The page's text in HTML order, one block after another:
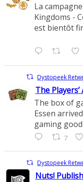
La
Kingdoms -
est bientôt
Dystopeek
The Players’
The box of
Essen
gaming
7
Dystopeek
Nuts!